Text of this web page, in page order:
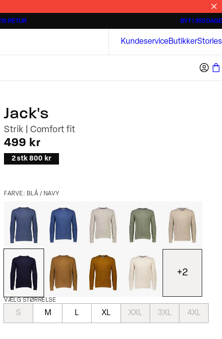
RETUR BYT I 365 DAGE
KundeserviceButikkerStories
Overshirts
Bison
Jack's
Strik | Comfort fit
I alt (inkl. rabat)
499 kr
2 stk 800 kr
FARVE: BLÅ / NAVY
+2
VÆLG STØRRELSE
S M L XL XXL 3XL 4XL